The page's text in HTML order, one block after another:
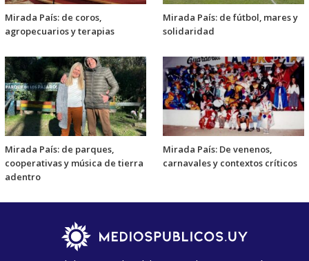
Mirada País: de coros,
agropecuarios y terapias
Mirada País: de fútbol, mares y
solidaridad
Mirada País: de parques,
cooperativas y música de tierra
adentro
Mirada País: De venenos,
carnavales y contextos críticos